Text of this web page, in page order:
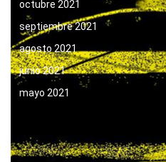
octubre 2021
septiembre 2021
agosto 2021
junio 2021
mayo 2021